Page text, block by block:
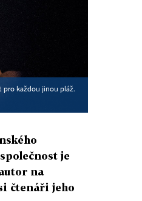
pro každou jinou pláž.
je
na
čtenáři jeho